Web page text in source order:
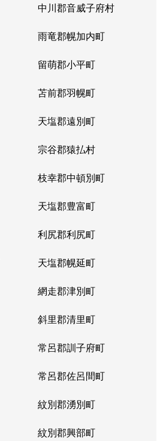
中川郡音威子府村
雨竜郡幌加内町
留萌郡小平町
苫前郡羽幌町
天塩郡遠別町
宗谷郡猿払村
枝幸郡中頓別町
天塩郡豊富町
利尻郡利尻町
天塩郡幌延町
網走郡津別町
斜里郡清里町
常呂郡訓子府町
常呂郡佐呂間町
紋別郡湧別町
紋別郡興部町